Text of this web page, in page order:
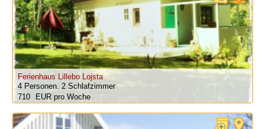
Ferienhaus Lillebo Lojsta
4 Personen. 2 Schlafzimmer
710
pro Woche